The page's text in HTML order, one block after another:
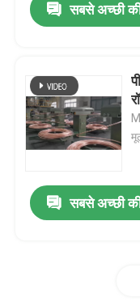
उत्पाद
हमारे बारे में
सबसे अच्छी
सबसे अच्छी